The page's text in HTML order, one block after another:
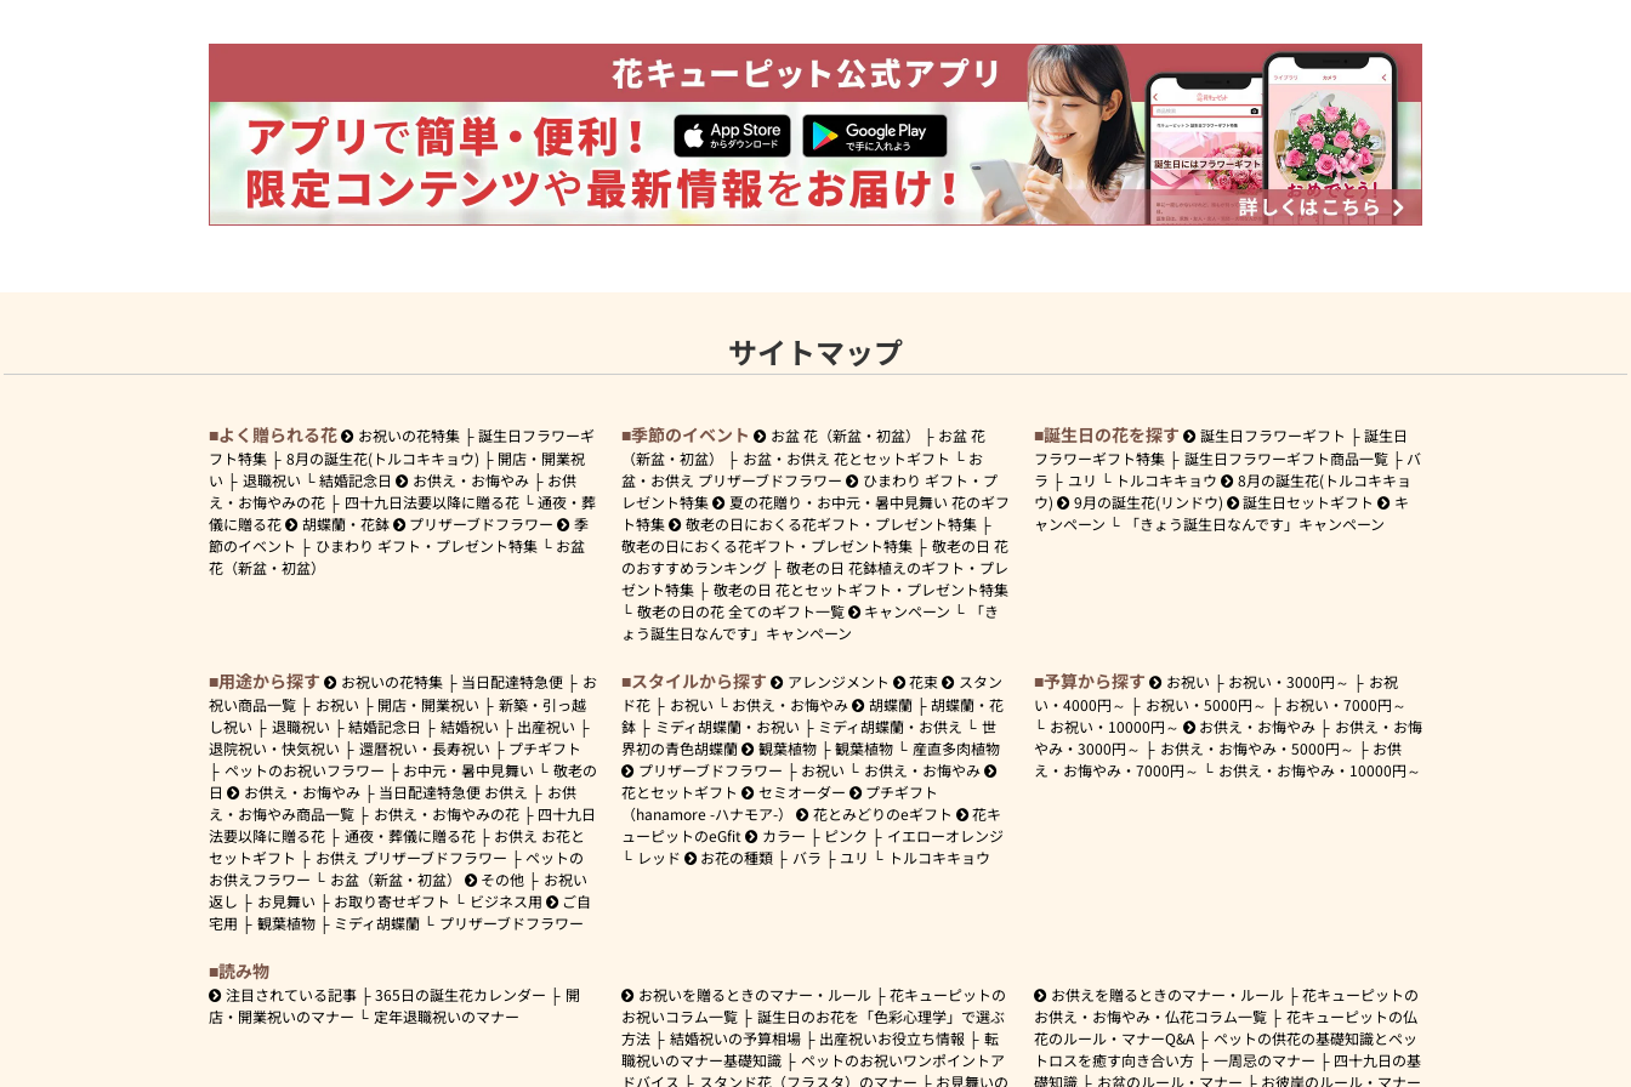
サイトマップ
よく贈られる花 お祝いの花特集
誕生日フラワーギ
フト特集
8月の誕生花(トルコキキョウ)
開店・開業祝
い
退職祝い 結婚記念日 お供え・お悔やみ
お供
え・お悔やみの花
四十九日法要以降に贈る花
通夜・葬
儀に贈る花
胡蝶蘭・花鉢 プリザーブドフラワー
季
節のイベント
ひまわり ギフト・プレゼント特集
お盆
花（新盆・初盆）
季節のイベント お盆 花（新盆・初盆）
お盆 花
（新盆・初盆）
お盆・お供え 花とセットギフト
お
盆・お供え プリザーブドフラワー
ひまわり ギフト・プ
レゼント特集
夏の花贈り・お中元・暑中見舞い 花のギフ
ト特集
敬老の日におくる花ギフト・プレゼント特集
敬老の日におくる花ギフト・プレゼント特集
敬老の日 花
のおすすめランキング
敬老の日 花鉢植えのギフト・プレ
ゼント特集
敬老の日 花とセットギフト・プレゼント特集
敬老の日の花 全てのギフト一覧
キャンペーン
「き
ょう誕生日なんです」キャンペーン
誕生日の花を探す 誕生日フラワーギフト
誕生日
フラワーギフト特集
誕生日フラワーギフト商品一覧
バ
ラ
ユリ トルコキキョウ
8月の誕生花(トルコキキョ
ウ)
9月の誕生花(リンドウ) 誕生日セットギフト
キ
ャンペーン
「きょう誕生日なんです」キャンペーン
用途から探す お祝いの花特集 当日配達特急便
お
祝い商品一覧
お祝い 開店・開業祝い
新築・引っ越
し祝い
退職祝い 結婚記念日 結婚祝い
出産祝い
退院祝い・快気祝い
還暦祝い・長寿祝い
プチギフト
ペットのお祝いフラワー
お中元・暑中見舞い
敬老の
日
お供え・お悔やみ 当日配達特急便 お供え
お供
え・お悔やみ商品一覧
お供え・お悔やみの花
四十九日
法要以降に贈る花
通夜・葬儀に贈る花
お供え お花と
セットギフト
お供え プリザーブドフラワー
ペットの
お供えフラワー
お盆（新盆・初盆） その他
お祝い
返し
お見舞い お取り寄せギフト ビジネス用
ご自
宅用
観葉植物 ミディ胡蝶蘭 プリザーブドフラワー
スタイルから探す アレンジメント 花束
スタン
ド花
お祝い お供え・お悔やみ 胡蝶蘭
胡蝶蘭・花
鉢
ミディ胡蝶蘭・お祝い ミディ胡蝶蘭・お供え
世
界初の青色胡蝶蘭
観葉植物 観葉植物
産直多肉植物
プリザーブドフラワー
お祝い
お供え・お悔やみ
花とセットギフト
セミオーダー
プチギフト
（hanamore -ハナモア-）
花とみどりのeギフト
花キ
ューピットのeGfit
カラー ピンク
イエローオレンジ
レッド
お花の種類 バラ ユリ トルコキキョウ
予算から探す お祝い お祝い・3000円～
お祝
い・ 4000円～ お祝い・ 5000円～ お祝い・7000円～
お祝い・ 10000円～ お供え・お悔やみ
お供え・お悔
やみ・ 3000円～ お供え・お悔やみ・ 5000円～
お供
え・お悔やみ・ 7000円～ お供え・お悔やみ・ 10000円～
読み物
注目されている記事 365日の誕生花カレンダー
開
店・開業祝いのマナー
定年退職祝いのマナー
お祝いを贈るときのマナー・ルール
花キューピットの
お祝いコラム一覧
誕生日のお花を「色彩心理学」で選ぶ
方法
結婚祝いの予算相場 出産祝いお役立ち情報
転
職祝いのマナー基礎知識
ペットのお祝いワンポイントア
ドバイス
スタンド花（フラスタ）のマナー お見舞いの
お供えを贈るときのマナー・ルール
花キューピットの
お供え・お悔やみ・仏花コラム一覧
花キューピットの仏
花のルール・マナーQ&A
ペットの供花の基礎知識とペッ
トロスを癒す向き合い方
一周忌のマナー
四十九日の基
礎知識
お盆のルール・マナー お彼岸のルール・マナー